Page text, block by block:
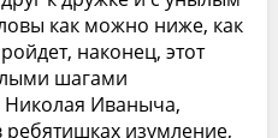
как можно ниже, как
наконец, этот
шагами
Иваныча,
ребятишках изумление,